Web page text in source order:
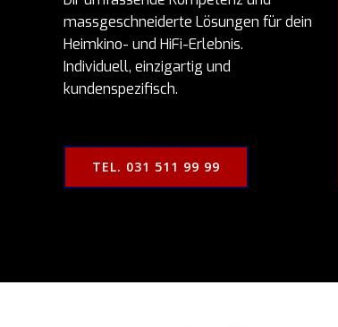
massgeschneiderte Lösungen für dein
Heimkino- und HiFi-Erlebnis.
Individuell, einzigartig und
kundenspezifisch.
TEL. 031 511 99 99